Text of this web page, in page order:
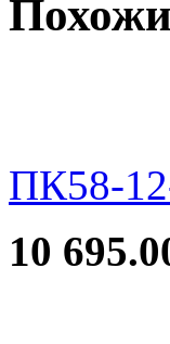
ПК58-
10